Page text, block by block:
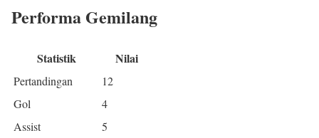
Performa Gemilang
Statistik Nilai
Pertandingan
12
Gol
4
Assist
5